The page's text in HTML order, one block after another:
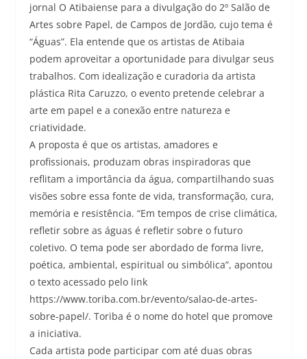
jornal O Atibaiense para a divulgação do 2º Salão de
Artes sobre Papel, de Campos de Jordão, cujo tema é
“Águas”. Ela entende que os artistas de Atibaia
podem aproveitar a oportunidade para divulgar seus
trabalhos. Com idealização e curadoria da artista
plástica Rita Caruzzo, o evento pretende celebrar a
arte em papel e a conexão entre natureza e
criatividade.
A proposta é que os artistas, amadores e
profissionais, produzam obras inspiradoras que
reflitam a importância da água, compartilhando suas
visões sobre essa fonte de vida, transformação, cura,
memória e resistência. “Em tempos de crise climática,
refletir sobre as águas é refletir sobre o futuro
coletivo. O tema pode ser abordado de forma livre,
poética, ambiental, espiritual ou simbólica”, apontou
o texto acessado pelo link
https://www.toriba.com.br/evento/salao-de-artes-
sobre-papel/. Toriba é o nome do hotel que promove
a iniciativa.
Cada artista pode participar com até duas obras